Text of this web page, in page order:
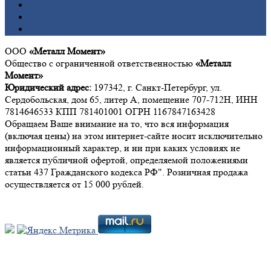
ООО «Металл Момент»
Общество с ограниченной ответственностью «Металл
Момент»
Юридический адрес: 197342, г. Санкт-Петербург, ул.
Сердобольская, дом 65, литер А, помещение 707-712Н, ИНН
7814646533 КПП 781401001 ОГРН 1167847163428
Обращаем Ваше внимание на то, что вся информация
(включая цены) на этом интернет-сайте носит исключительно
информационный характер, и ни при каких условиях не
является публичной офертой, определяемой положениями
статьи 437 Гражданского кодекса РФ". Розничная продажа
осуществляется от 15 000 рублей.